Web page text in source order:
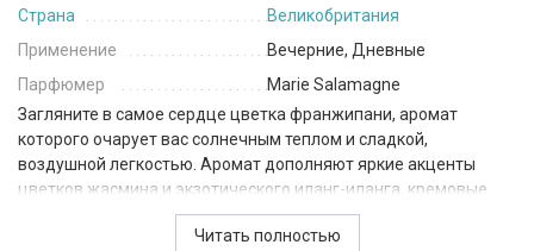
Страна
Великобритания
Применение
Вечерние, Дневные
Парфюмер
Marie Salamagne
Загляните в самое сердце цветка франжипани, аромат
которого очарует вас солнечным теплом и сладкой,
воздушной легкостью. Аромат дополняют яркие акценты
цветков жасмина и экзотического иланг-иланга, кремовые
оттенки сандалового дерева и свежие верхние ноты лимона.
Frangipani Flower Cologne от Jo Malone — это аромат для
Читать полностью